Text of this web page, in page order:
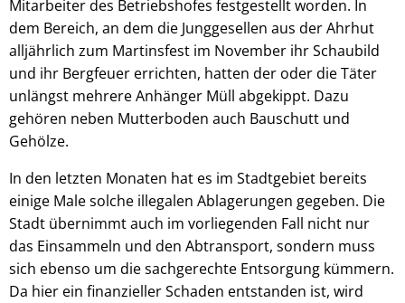
Mitarbeiter des Betriebshofes festgestellt worden. In
dem Bereich, an dem die Junggesellen aus der Ahrhut
alljährlich zum Martinsfest im November ihr Schaubild
und ihr Bergfeuer errichten, hatten der oder die Täter
unlängst mehrere Anhänger Müll abgekippt. Dazu
gehören neben Mutterboden auch Bauschutt und
Gehölze.
In den letzten Monaten hat es im Stadtgebiet bereits
einige Male solche illegalen Ablagerungen gegeben. Die
Stadt übernimmt auch im vorliegenden Fall nicht nur
das Einsammeln und den Abtransport, sondern muss
sich ebenso um die sachgerechte Entsorgung kümmern.
Da hier ein finanzieller Schaden entstanden ist, wird